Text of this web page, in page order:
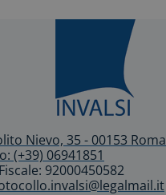
Nievo, 35 - 00153 Roma
(+39) 06941851
92000450582